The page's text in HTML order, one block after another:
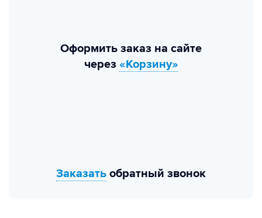
Оформить заказ на сайте
через «Корзину»
Заказать обратный звонок